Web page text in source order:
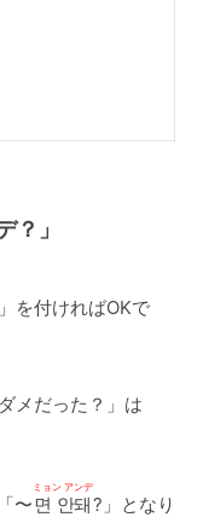
？」
を付ければOKで
メだった？」は
〜면 안돼
ミョン アンデ
?」となり